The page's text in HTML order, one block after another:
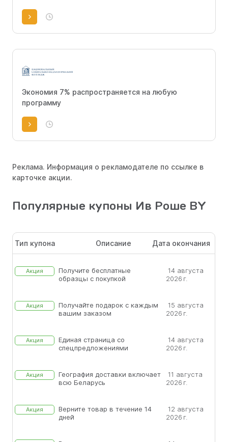
Экономия 7% распространяется на любую
программу
Реклама. Информация о рекламодателе по ссылке в
карточке акции.
Популярные купоны Ив Роше BY
Тип купона Описание Дата окончания
Акция
Получите бесплатные
образцы с покупкой
14 августа
2026 г.
Акция
Получайте подарок с каждым
вашим заказом
15 августа
2026 г.
Акция
Единая страница со
спецпредложениями
14 августа
2026 г.
Акция
География доставки включает
всю Беларусь
11 августа
2026 г.
Акция
Верните товар в течение 14
дней
12 августа
2026 г.